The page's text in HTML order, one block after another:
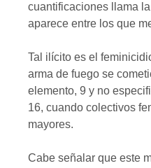
cuantificaciones llama
aparece entre los que
Tal ilícito es el
arma de fuego se
elemento, 9 y no
16, cuando colectivos
mayores.
Cabe señalar que este